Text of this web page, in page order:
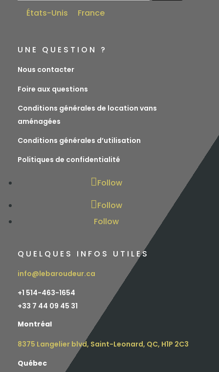
for:
États-Unis France
UNE QUESTION ?
Nous contacter
Foire aux questions
Conditions générales de location vans
aménagées
Conditions générales d’utilisation
Politiques de confidentialité
Follow
Follow
Follow
QUELQUES INFOS UTILES
info@lebaroudeur.ca
+1 514-463-1654
+33 7 44 09 45 31
Montréal
8375 Langelier blvd, Saint-Leonard, QC, H1P 2C3
Québec